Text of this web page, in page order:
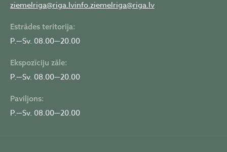
ziemelriga@riga.lvinfo.ziemelriga@riga.lv
Estrādes teritorija:
P.—Sv. 08.00—20.00
Ekspozīciju zāle:
P.—Sv. 08.00—20.00
Paviljons:
P.—Sv. 08.00—20.00